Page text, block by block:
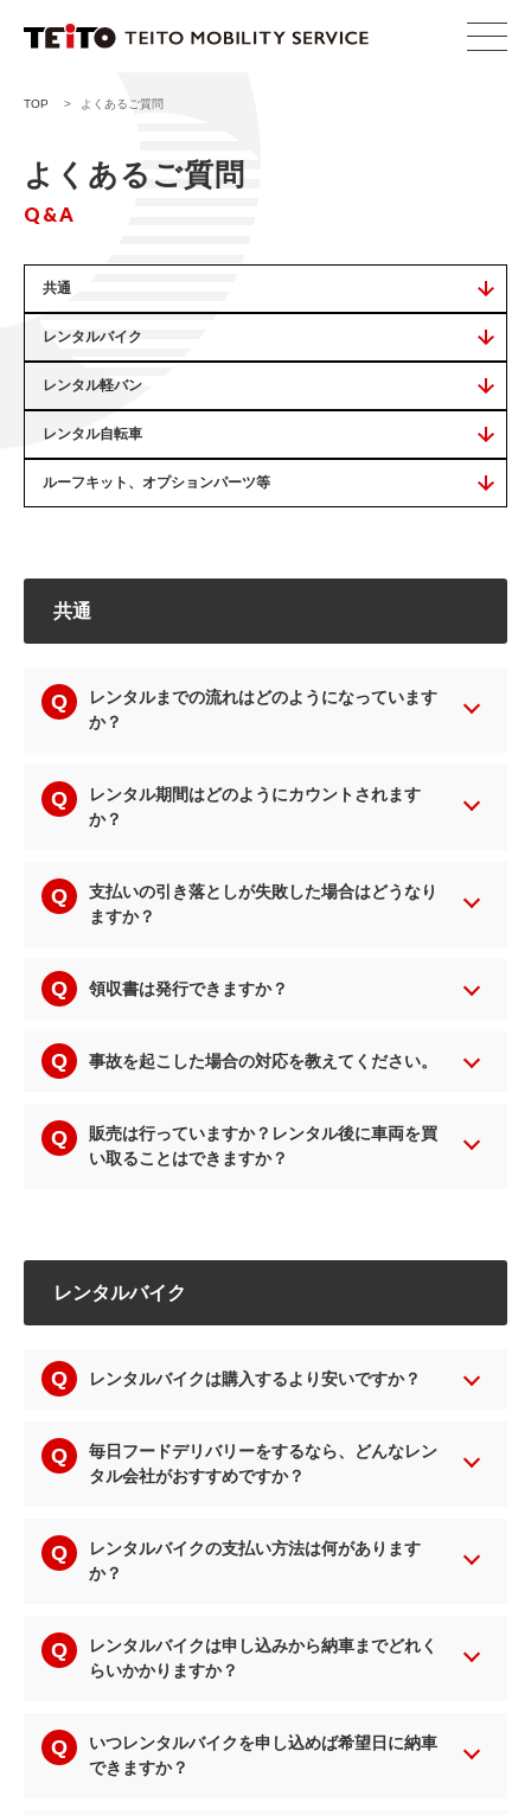
TOP > よくあるご質問
よくあるご質問
Q&A
共通
レンタルバイク
レンタル軽バン
レンタル自転車
ルーフキット、オプションパーツ等
共通
レンタルまでの流れはどのようになっています
か？
レンタル期間はどのようにカウントされます
か？
支払いの引き落としが失敗した場合はどうなり
ますか？
領収書は発行できますか？
事故を起こした場合の対応を教えてください。
販売は行っていますか？レンタル後に車両を買
い取ることはできますか？
レンタルバイク
レンタルバイクは購入するより安いですか？
毎日フードデリバリーをするなら、どんなレン
タル会社がおすすめですか？
レンタルバイクの支払い方法は何があります
か？
レンタルバイクは申し込みから納車までどれく
らいかかりますか？
いつレンタルバイクを申し込めば希望日に納車
できますか？